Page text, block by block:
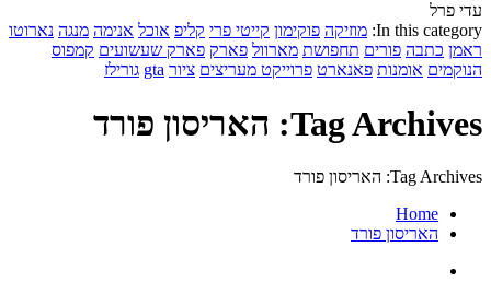
עדי פרל
In this category: מוזיקה פוקימון קייטי פרי קליפ אוכל אנימה מנגה נארוטו
ראמן כתבה פורים תחפושת מארוול פארק פארק שעשועים קמפוס
הנוקמים אומנות פאנארט פרוייקט מעריצים ציור gta גורילז
Tag Archives: האריסון פורד
Tag Archives: האריסון פורד
Home
האריסון פורד